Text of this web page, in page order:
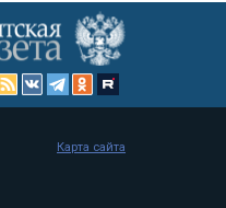
Карта сайта